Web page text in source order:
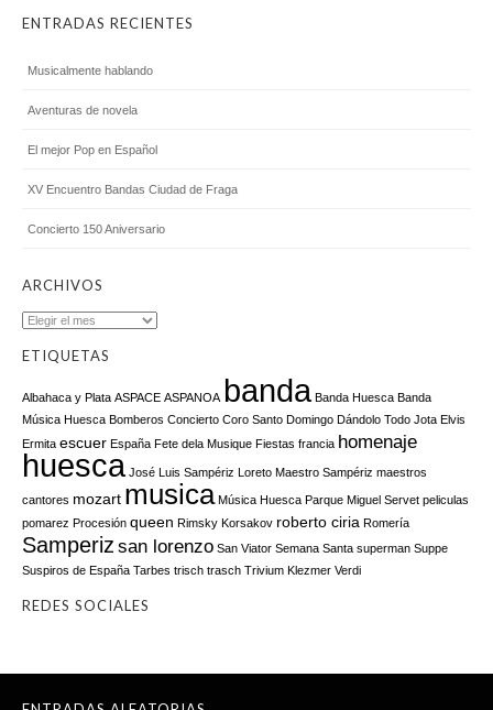
ENTRADAS RECIENTES
Musicalmente hablando
Aventuras de novela
El mejor Pop en Español
XV Encuentro Bandas Ciudad de Fraga
Concierto 150 Aniversario
ARCHIVOS
Archivos
ETIQUETAS
Albahaca y Plata ASPACE ASPANOA banda Banda Huesca Banda
Música Huesca Bomberos Concierto Coro Santo Domingo Dándolo Todo Jota Elvis
Ermita escuer España Fete dela Musique Fiestas francia homenaje
huesca José Luis Sampériz Loreto Maestro Sampériz maestros
cantores mozart musica Música Huesca Parque Miguel Servet peliculas
pomarez Procesión queen Rimsky Korsakov roberto ciria Romería
Samperiz san lorenzo San Viator Semana Santa superman Suppe
Suspiros de España Tarbes trisch trasch Trivium Klezmer Verdi
REDES SOCIALES